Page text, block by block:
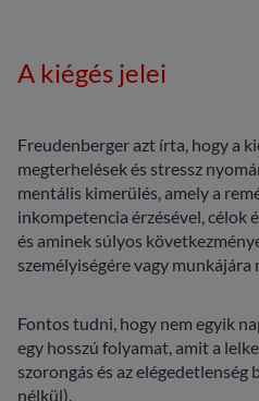
A kiégés jelei
Freudenberger azt írta, hogy a
megterhelések és stressz
mentális kimerülés, amely a
inkompetencia érzésével, célok
és aminek súlyos
személyiségére vagy munkájára
Fontos tudni, hogy nem egyik
egy hosszú folyamat, amit a
szorongás és az
nélkül).